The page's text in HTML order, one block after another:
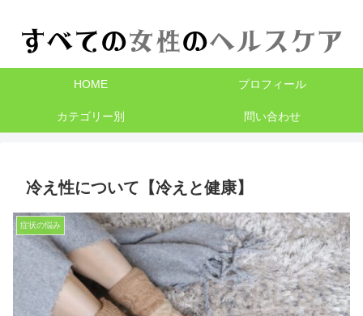
HOME プロフィール
カテゴリー別 問い合わせ
冷え性について【冷えと健康】
症状の悩み